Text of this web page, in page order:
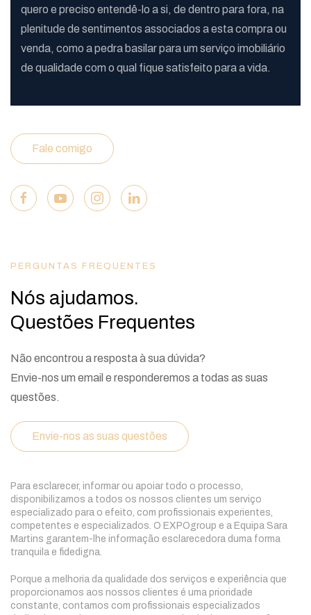
quero e preciso entendê-lo a si, de dentro para fora, na
plenitude de sentimentos associados a esta compra ou
venda, como a pedra basilar para um serviço imobiliário
de qualidade com o qual fique satisfeito para a vida.
Fale comigo
PERGUNTAS FREQUENTES
Nós ajudamos.
Questões Frequentes
Não encontrou a resposta à sua dúvida?
Envie-nos um email e responderemos a todas as suas
questões.
Envie-nos as suas questões
Para esclarecer, informar ou apoiar todo o processo,
disponibilizamos a todos os nossos clientes um serviço
especializado para o efeito, com profissionais experientes,
competentes e especializados. O EXPOgroup e a Equipa Sara
Martins garantem-lhe informação esclarecedora duma forma
tranquila e fidedigna.
Porque a melhoria da qualidade dos serviços e experiência que
proporcionamos aos nossos clientes é uma prioridade
constante, contamos com profissionais especializados